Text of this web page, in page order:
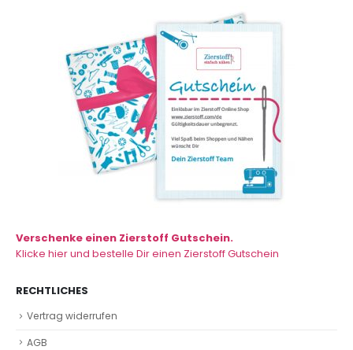
Verschenke einen Zierstoff Gutschein.
Klicke hier und bestelle Dir einen Zierstoff Gutschein
RECHTLICHES
Vertrag widerrufen
AGB